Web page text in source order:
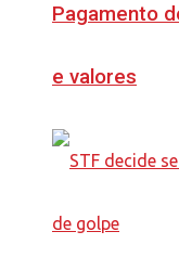
Pagamento
e valores